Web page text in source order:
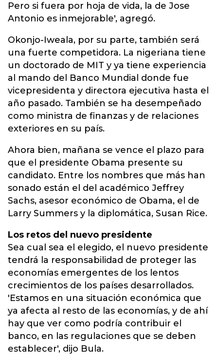
Pero si fuera por hoja de vida, la de Jose
Antonio es inmejorable', agregó.
Okonjo-Iweala, por su parte, también será
una fuerte competidora. La nigeriana tiene
un doctorado de MIT y ya tiene experiencia
al mando del Banco Mundial donde fue
vicepresidenta y directora ejecutiva hasta el
año pasado. También se ha desempeñado
como ministra de finanzas y de relaciones
exteriores en su país.
Ahora bien, mañana se vence el plazo para
que el presidente Obama presente su
candidato. Entre los nombres que más han
sonado están el del académico Jeffrey
Sachs, asesor económico de Obama, el de
Larry Summers y la diplomática, Susan Rice.
Los retos del nuevo presidente
Sea cual sea el elegido, el nuevo presidente
tendrá la responsabilidad de proteger las
economías emergentes de los lentos
crecimientos de los países desarrollados.
'Estamos en una situación económica que
ya afecta al resto de las economías, y de ahí
hay que ver como podría contribuir el
banco, en las regulaciones que se deben
establecer', dijo Bula.